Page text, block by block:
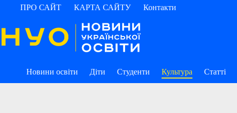
ПерейтиПРО САЙТ КАРТА САЙТУ Контакти
Новини освіти Діти Студенти Культура Статті